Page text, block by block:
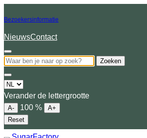
Bezoekersinformatie
NieuwsContact
Zoeken
Choose
a
language
Verander de lettergrootte
A- 100 %
A+
Reset